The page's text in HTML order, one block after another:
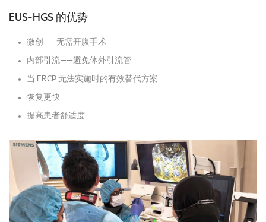
EUS-HGS 的优势
微创——无需开腹手术
内部引流——避免体外引流管
当 ERCP 无法实施时的有效替代方案
恢复更快
提高患者舒适度